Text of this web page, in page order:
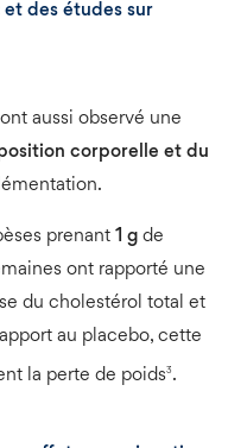
des études sur
aussi observé une
corporelle et du
prenant 1 gde
ont rapporté une
du cholestérol total et
au placebo, cette
la perte de poids3 .